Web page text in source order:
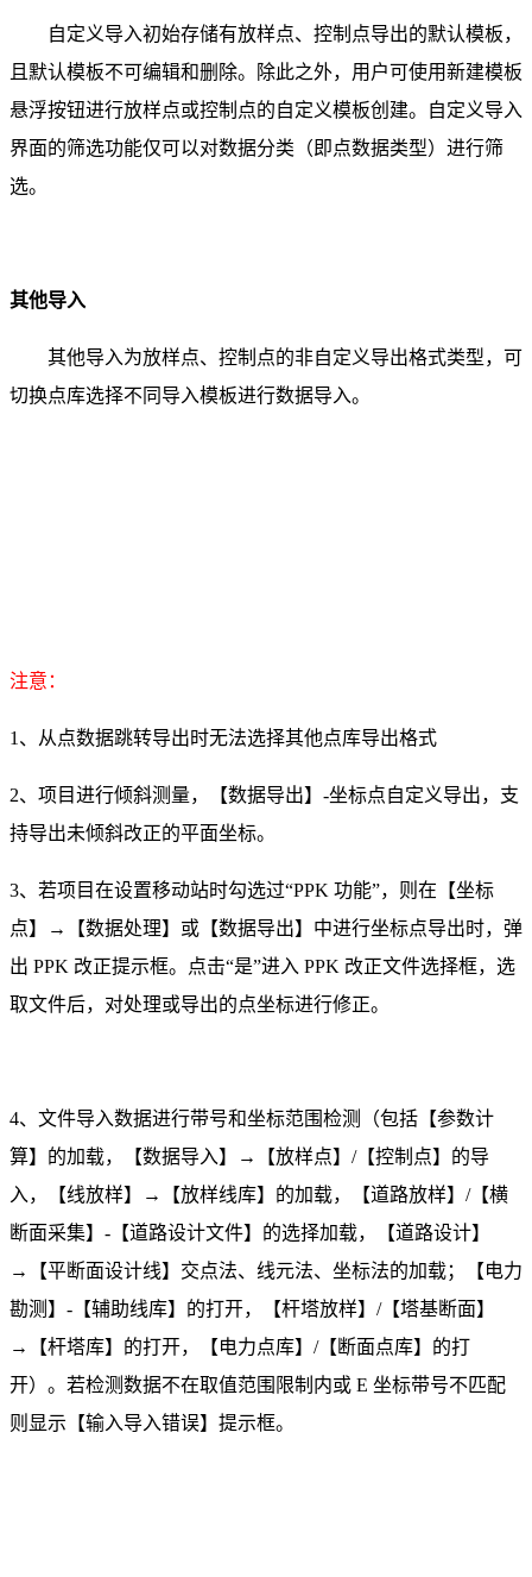
自定义导入初始存储有放样点、控制点导出的默认模板，
且默认模板不可编辑和删除。除此之外，用户可使用新建模板
悬浮按钮进行放样点或控制点的自定义模板创建。自定义导入
界面的筛选功能仅可以对数据分类（即点数据类型）进行筛
选。
其他导入
其他导入为放样点、控制点的非自定义导出格式类型，可
切换点库选择不同导入模板进行数据导入。
注意：
1、从点数据跳转导出时无法选择其他点库导出格式
2、项目进行倾斜测量，【数据导出】-坐标点自定义导出，支
持导出未倾斜改正的平面坐标。
3、若项目在设置移动站时勾选过“PPK 功能”，则在【坐标
点】→【数据处理】或【数据导出】中进行坐标点导出时，弹
出 PPK 改正提示框。点击“是”进入 PPK 改正文件选择框， 选
取文件后，对处理或导出的点坐标进行修正。
4、文件导入数据进行带号和坐标范围检测（包括【参数计
算】 的加载，【数据导入】→【放样点】/【控制点】的导
入，【线放样】→【放样线库】的加载，【道路放样】/【横
断面采集】 -【道路设计文件】的选择加载，【道路设计】
→【平断面设计线】交点法、线元法、坐标法的加载；【电力
勘测】-【辅助线库】的打开，【杆塔放样】 /【塔基断面】
→【杆塔库】的打开，
【电力点库】/【断面点库】的打
开）。若检测数据不在取值范围限制内或 E 坐标带号不匹配
则显示【输入导入错误】提示框。